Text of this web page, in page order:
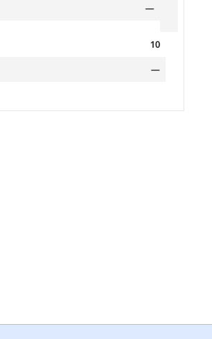
—
10
—